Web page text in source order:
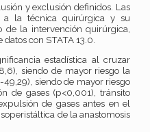
y exclusión definidos. Las
a la técnica quirúrgica y su
de la intervención quirúrgica,
con STATA 13.0.
estadística al cruzar
siendo de mayor riesgo la
siendo de mayor riesgo
de gases (p<0,001), tránsito
de gases antes en el
de la anastomosis